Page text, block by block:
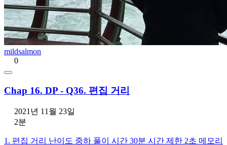
mildsalmon
0
Chap 16. DP - Q36. 편집 거리
2021년 11월 23일
2분
1. 편집 거리 난이도 중하 풀이 시간 30분 시간 제한 2초 메모리